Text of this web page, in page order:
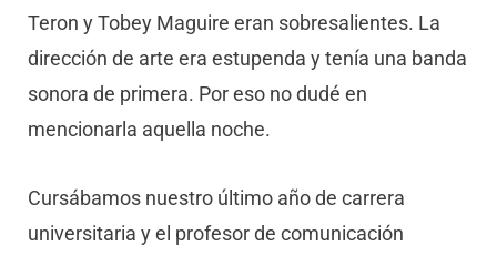
Teron y Tobey Maguire eran sobresalientes. La
dirección de arte era estupenda y tenía una banda
sonora de primera. Por eso no dudé en
mencionarla aquella noche.
Cursábamos nuestro último año de carrera
universitaria y el profesor de comunicación